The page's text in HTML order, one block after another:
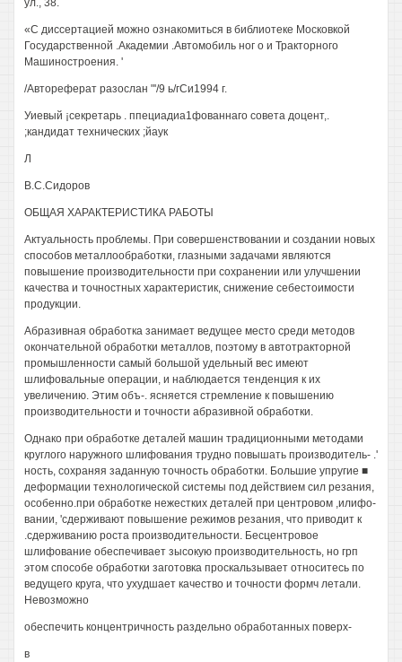
ул., 38.
«С диссертацией можно ознакомиться в библиотеке Московкой
Государственной .Академии .Автомобиль ног о и Тракторного
Машиностроения. '
/Автореферат разослан "'/9 ь/гСи1994 г.
Уиевый ¡секретарь . ппециадиа1фованнаго совета доцент,.
;кандидат технических ;йаук
Л
В.С.Сидоров
ОБЩАЯ ХАРАКТЕРИСТИКА РАБОТЫ
Актуальность проблемы. При совершенствовании и создании новых
способов металлообработки, глазными задачами являются
повышение производительности при сохранении или улучшении
качества и точностных характеристик, снижение себестоимости
продукции.
Абразивная обработка занимает ведущее место среди методов
окончательной обработки металлов, поэтому в автотракторной
промышленности самый большой удельный вес имеют
шлифовальные операции, и наблюдается тенденция к их
увеличению. Этим объ-. ясняется стремление к повышению
производительности и точности абразивной обработки.
Однако при обработке деталей машин традиционными методами
круглого наружного шлифования трудно повышать производитель- .'
ность, сохраняя заданную точность обработки. Большие упругие ■
деформации технологической системы под действием сил резания,
особенно.при обработке нежестких деталей при центровом ,илифо-
вании, 'сдерживают повышение режимов резания, что приводит к
.сдерживанию роста производительности. Бесцентровое
шлифование обеспечивает зысокую производительность, но грп
этом способе обработки заготовка проскальзывает относитесь по
ведущего круга, что ухудшает качество и точности формч летали.
Невозможно
обеспечить концентричность раздельно обработанных поверх-
в